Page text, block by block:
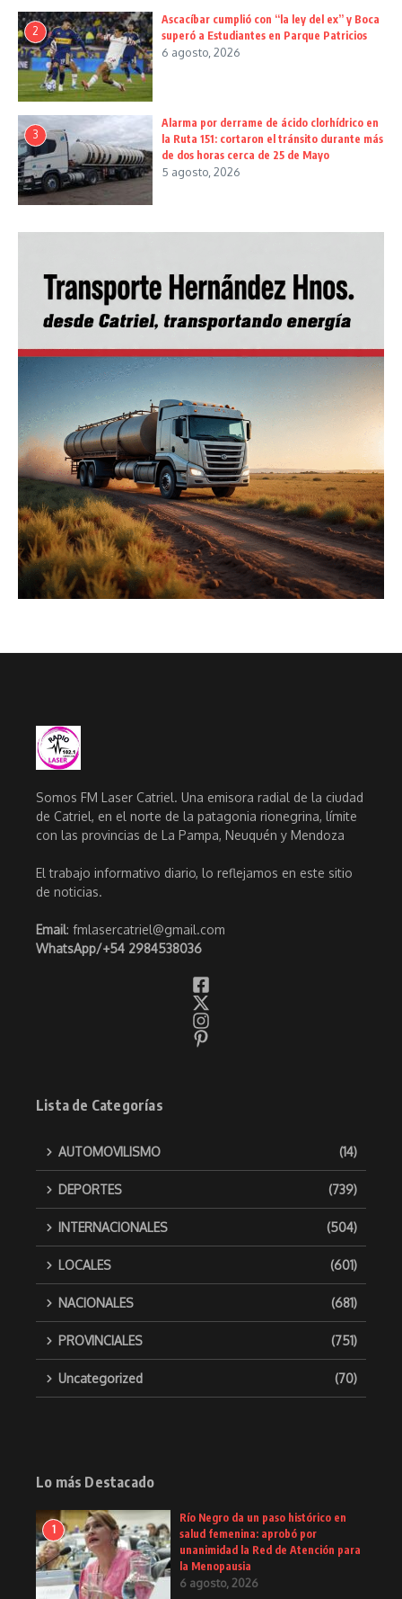
2
Ascacíbar cumplió con “la ley del ex” y Boca
superó a Estudiantes en Parque Patricios
6 agosto, 2026
3
Alarma por derrame de ácido clorhídrico en
la Ruta 151: cortaron el tránsito durante más
de dos horas cerca de 25 de Mayo
5 agosto, 2026
Somos FM Laser Catriel. Una emisora radial de la ciudad
de Catriel, en el norte de la patagonia rionegrina, límite
con las provincias de La Pampa, Neuquén y Mendoza
El trabajo informativo diario, lo reflejamos en este sitio
de noticias.
Email: fmlasercatriel@gmail.com
WhatsApp/+54 2984538036
Lista de Categorías
AUTOMOVILISMO (14)
DEPORTES (739)
INTERNACIONALES (504)
LOCALES (601)
NACIONALES (681)
PROVINCIALES (751)
Uncategorized (70)
Lo más Destacado
1
Río Negro da un paso histórico en
salud femenina: aprobó por
unanimidad la Red de Atención para
la Menopausia
6 agosto, 2026